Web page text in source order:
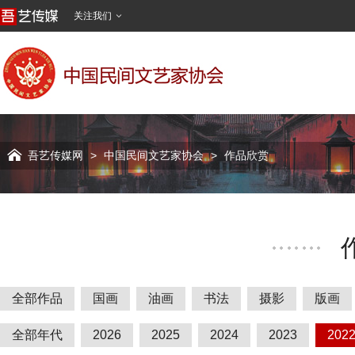
关注我们 
 吾艺传媒网 > 中国民间文艺家协会 > 作品欣赏
全部作品 国画 油画 书法 摄影 版画
全部年代 2026 2025 2024 2023 2022